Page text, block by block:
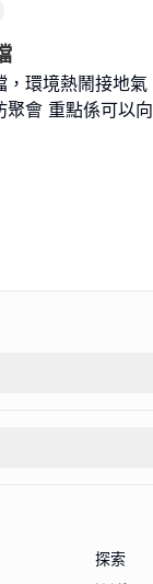
，環境熱鬧接地
會 重點係可以
探索